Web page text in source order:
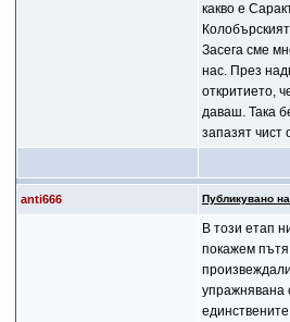
какво е
Засега сме
нас. През
откритието,
даваш. Така
запазят
anti666 Публикувано
В този етап
покажем
упражнявана